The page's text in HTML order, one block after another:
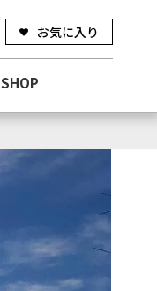
お気に入り
SHOP